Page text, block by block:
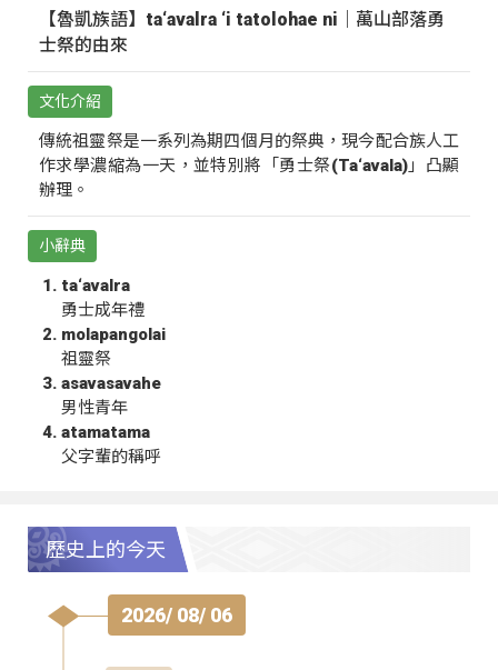
【魯凱族語】ta‘avalra ‘i tatolohae ni｜萬山部落勇
士祭的由來
文化介紹
傳統祖靈祭是一系列為期四個月的祭典，現今配合族人工
作求學濃縮為一天，並特別將「勇士祭(Ta‘avala)」凸顯
辦理。
小辭典
ta‘avalra
勇士成年禮
molapangolai
祖靈祭
asavasavahe
男性青年
atamatama
父字輩的稱呼
歷史上的今天
2026/ 08/ 06